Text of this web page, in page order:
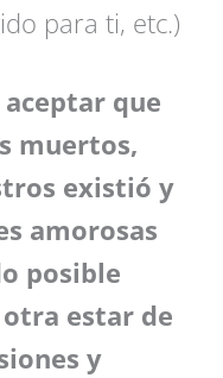
para ti, etc.)
aceptar que
muertos,
existió y
amorosas
posible
estar de
y